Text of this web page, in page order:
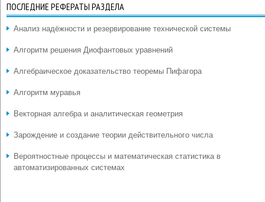
ПОСЛЕДНИЕ РЕФЕРАТЫ РАЗДЕЛА
Анализ надёжности и резервирование технической системы
Алгоритм решения Диофантовых уравнений
Алгебраическое доказательство теоремы Пифагора
Алгоритм муравья
Векторная алгебра и аналитическая геометрия
Зарождение и создание теории действительного числа
Вероятностные процессы и математическая статистика в
автоматизированных системах